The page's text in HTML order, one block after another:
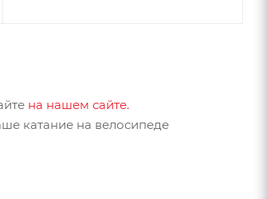
на нашем сайте.
катание на велосипеде